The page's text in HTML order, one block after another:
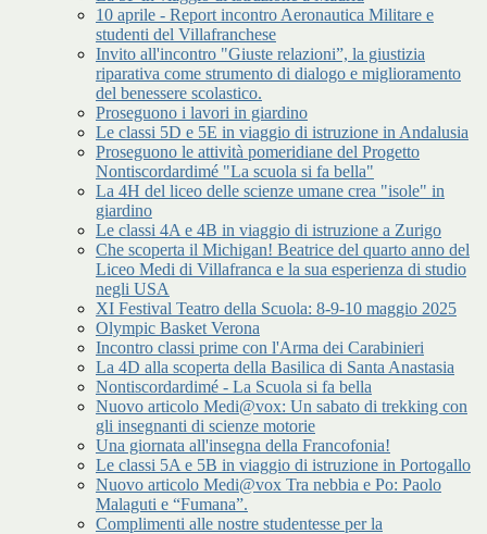
10 aprile - Report incontro Aeronautica Militare e
studenti del Villafranchese
Invito all'incontro "Giuste relazioni”, la giustizia
riparativa come strumento di dialogo e miglioramento
del benessere scolastico.
Proseguono i lavori in giardino
Le classi 5D e 5E in viaggio di istruzione in Andalusia
Proseguono le attività pomeridiane del Progetto
Nontiscordardimé "La scuola si fa bella"
La 4H del liceo delle scienze umane crea "isole" in
giardino
Le classi 4A e 4B in viaggio di istruzione a Zurigo
Che scoperta il Michigan! Beatrice del quarto anno del
Liceo Medi di Villafranca e la sua esperienza di studio
negli USA
XI Festival Teatro della Scuola: 8-9-10 maggio 2025
Olympic Basket Verona
Incontro classi prime con l'Arma dei Carabinieri
La 4D alla scoperta della Basilica di Santa Anastasia
Nontiscordardimé - La Scuola si fa bella
Nuovo articolo Medi@vox: Un sabato di trekking con
gli insegnanti di scienze motorie
Una giornata all'insegna della Francofonia!
Le classi 5A e 5B in viaggio di istruzione in Portogallo
Nuovo articolo Medi@vox Tra nebbia e Po: Paolo
Malaguti e “Fumana”.
Complimenti alle nostre studentesse per la